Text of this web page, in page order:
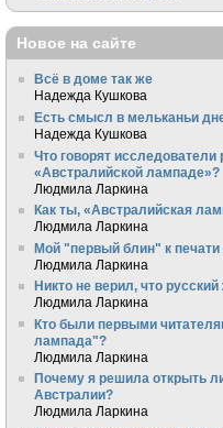
Новое на сайте
Всё в доме так же
Надежда Кушкова
Есть смысл в мельканьи
Надежда Кушкова
Что говорят исследователи
«Австралийской лампаде»?
Людмила Ларкина
Как ты, «Австралийская
Людмила Ларкина
Мой "первый блин" к печати
Людмила Ларкина
Никто не верил, что
Людмила Ларкина
Кто были первыми
лампада"?
Людмила Ларкина
Почему я решила открыть
Австралии?
Людмила Ларкина